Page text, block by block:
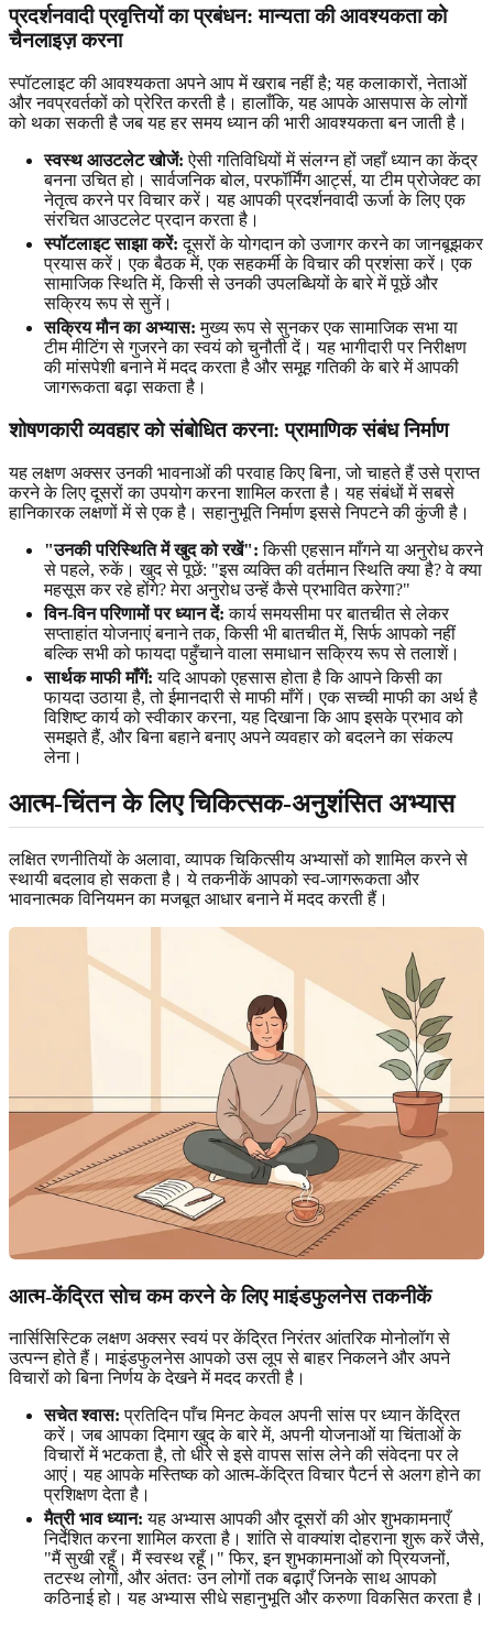
प्रदर्शनवादी प्रवृत्तियों का प्रबंधन: मान्यता की आवश्यकता को
चैनलाइज़ करना
स्पॉटलाइट की आवश्यकता अपने आप में खराब नहीं है; यह कलाकारों, नेताओं
और नवप्रवर्तकों को प्रेरित करती है। हालाँकि, यह आपके आसपास के लोगों
को थका सकती है जब यह हर समय ध्यान की भारी आवश्यकता बन जाती है।
स्वस्थ आउटलेट खोजें: ऐसी गतिविधियों में संलग्न हों जहाँ ध्यान का केंद्र
बनना उचित हो। सार्वजनिक बोल, परफॉर्मिंग आर्ट्स, या टीम प्रोजेक्ट का
नेतृत्व करने पर विचार करें। यह आपकी प्रदर्शनवादी ऊर्जा के लिए एक
संरचित आउटलेट प्रदान करता है।
स्पॉटलाइट साझा करें: दूसरों के योगदान को उजागर करने का जानबूझकर
प्रयास करें। एक बैठक में, एक सहकर्मी के विचार की प्रशंसा करें। एक
सामाजिक स्थिति में, किसी से उनकी उपलब्धियों के बारे में पूछें और
सक्रिय रूप से सुनें।
सक्रिय मौन का अभ्यास: मुख्य रूप से सुनकर एक सामाजिक सभा या
टीम मीटिंग से गुजरने का स्वयं को चुनौती दें। यह भागीदारी पर निरीक्षण
की मांसपेशी बनाने में मदद करता है और समूह गतिकी के बारे में आपकी
जागरूकता बढ़ा सकता है।
शोषणकारी व्यवहार को संबोधित करना: प्रामाणिक संबंध निर्माण
यह लक्षण अक्सर उनकी भावनाओं की परवाह किए बिना, जो चाहते हैं उसे प्राप्त
करने के लिए दूसरों का उपयोग करना शामिल करता है। यह संबंधों में सबसे
हानिकारक लक्षणों में से एक है। सहानुभूति निर्माण इससे निपटने की कुंजी है।
"उनकी परिस्थिति में खुद को रखें": किसी एहसान माँगने या अनुरोध करने
से पहले, रुकें। खुद से पूछें: "इस व्यक्ति की वर्तमान स्थिति क्या है? वे क्या
महसूस कर रहे होंगे? मेरा अनुरोध उन्हें कैसे प्रभावित करेगा?"
विन-विन परिणामों पर ध्यान दें: कार्य समयसीमा पर बातचीत से लेकर
सप्ताहांत योजनाएं बनाने तक, किसी भी बातचीत में, सिर्फ आपको नहीं
बल्कि सभी को फायदा पहुँचाने वाला समाधान सक्रिय रूप से तलाशें।
सार्थक माफी माँगें: यदि आपको एहसास होता है कि आपने किसी का
फायदा उठाया है, तो ईमानदारी से माफी माँगें। एक सच्ची माफी का अर्थ है
विशिष्ट कार्य को स्वीकार करना, यह दिखाना कि आप इसके प्रभाव को
समझते हैं, और बिना बहाने बनाए अपने व्यवहार को बदलने का संकल्प
लेना।
आत्म-चिंतन के लिए चिकित्सक-अनुशंसित अभ्यास
लक्षित रणनीतियों के अलावा, व्यापक चिकित्सीय अभ्यासों को शामिल करने से
स्थायी बदलाव हो सकता है। ये तकनीकें आपको स्व-जागरूकता और
भावनात्मक विनियमन का मजबूत आधार बनाने में मदद करती हैं।
आत्म-केंद्रित सोच कम करने के लिए माइंडफुलनेस तकनीकें
नार्सिसिस्टिक लक्षण अक्सर स्वयं पर केंद्रित निरंतर आंतरिक मोनोलॉग से
उत्पन्न होते हैं। माइंडफुलनेस आपको उस लूप से बाहर निकलने और अपने
विचारों को बिना निर्णय के देखने में मदद करती है।
सचेत श्वास: प्रतिदिन पाँच मिनट केवल अपनी सांस पर ध्यान केंद्रित
करें। जब आपका दिमाग खुद के बारे में, अपनी योजनाओं या चिंताओं के
विचारों में भटकता है, तो धीरे से इसे वापस सांस लेने की संवेदना पर ले
आएं। यह आपके मस्तिष्क को आत्म-केंद्रित विचार पैटर्न से अलग होने का
प्रशिक्षण देता है।
मैत्री भाव ध्यान: यह अभ्यास आपकी और दूसरों की ओर शुभकामनाएँ
निर्देशित करना शामिल करता है। शांति से वाक्यांश दोहराना शुरू करें जैसे,
"मैं सुखी रहूँ। मैं स्वस्थ रहूँ।" फिर, इन शुभकामनाओं को प्रियजनों,
तटस्थ लोगों, और अंततः उन लोगों तक बढ़ाएँ जिनके साथ आपको
कठिनाई हो। यह अभ्यास सीधे सहानुभूति और करुणा विकसित करता है।